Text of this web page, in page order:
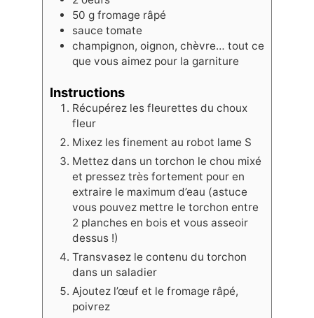
50 g fromage râpé
sauce tomate
champignon, oignon, chèvre… tout ce
que vous aimez pour la garniture
Instructions
Récupérez les fleurettes du choux
fleur
Mixez les finement au robot lame S
Mettez dans un torchon le chou mixé
et pressez très fortement pour en
extraire le maximum d’eau (astuce
vous pouvez mettre le torchon entre
2 planches en bois et vous asseoir
dessus !)
Transvasez le contenu du torchon
dans un saladier
Ajoutez l’œuf et le fromage râpé,
poivrez